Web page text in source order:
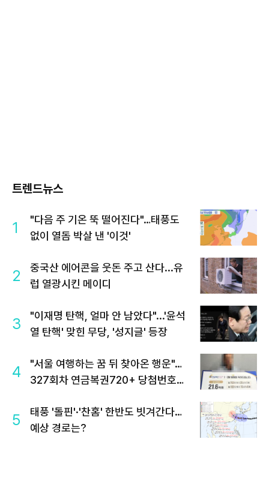
트렌드뉴스
1
"다음 주 기온 뚝 떨어진다"…태풍도
없이 열돔 박살 낸 '이것'
2
중국산 에어콘을 웃돈 주고 산다...유
럽 열광시킨 메이디
3
"이재명 탄핵, 얼마 안 남았다"...'윤석
열 탄핵' 맞힌 무당, '성지글' 등장
4
"서울 여행하는 꿈 뒤 찾아온 행운"…
327회차 연금복권720+ 당첨번호조
5
태풍 '돌핀'·'찬홈' 한반도 빗겨간다…
예상 경로는?